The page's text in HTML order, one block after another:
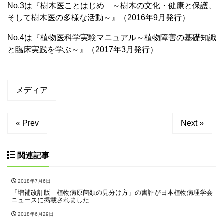
No.3は 『樹木医ことはじめ ～樹木の文化・健康と保護、
そして樹木医の多様な活動～』
（2016年9月発行）
No.4は 『植物医科学実験マニュアル～植物障害の基礎知識
と臨床実践を学ぶ～』
（2017年3月発行）
メディア
« Prev Next »
関連記事
2018年7月6日
「増補改訂版 植物病原菌類の見分け方」の書評が日本植物病理学会
ニュースに掲載されました
2018年6月29日